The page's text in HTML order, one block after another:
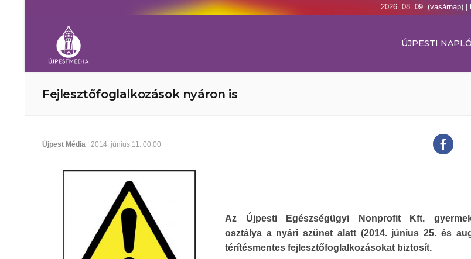
2026. 08. 09. (vasárnap) |
ÚJPESTI NAPLÓ
Fejlesztőfoglalkozások nyáron is
Újpest Média | 2014. június 11. 00:00
Az Újpesti Egészségügyi Nonprofit Kft.
osztálya a nyári szünet alatt (2014. június 25. és
térítésmentes fejlesztőfoglalkozásokat biztosít.